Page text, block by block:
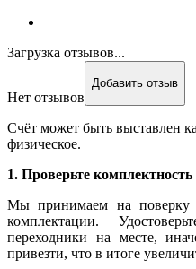
Загрузка отзывов...
Нет отзывов
Добавить отзыв
Счёт может быть выставлен
физическое.
1. Проверьте
Мы принимаем на поверку
комплектации.
переходники на месте,
привезти, что в итоге